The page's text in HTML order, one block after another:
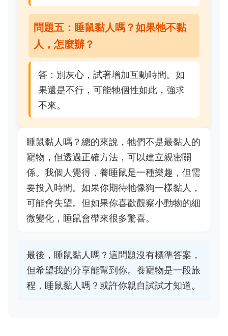
問題五：睡鼠黏人嗎？如果牠不黏
人，怎麼辦？
答：別灰心，試著增加互動時間。如
果還是不行，可能牠個性如此，強求
不來。
睡鼠黏人嗎？總的來說，牠們不是最黏人的
寵物，但透過正確方法，可以建立親密關
係。我個人覺得，養睡鼠是一種樂趣，但需
要投入時間。如果你期待牠像狗一樣黏人，
可能會失望。但如果你喜歡觀察小動物的細
微變化，睡鼠會帶來很多驚喜。
最後，睡鼠黏人嗎？這問題沒有標準答案，
但希望我的分享能幫到你。養寵物是一段旅
程，睡鼠黏人嗎？或許你親自試試才知道。